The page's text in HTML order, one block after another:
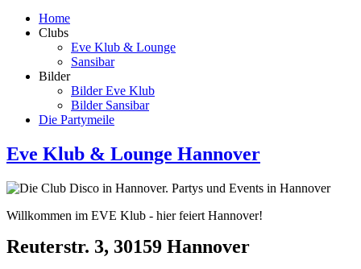
Home
Clubs
Eve Klub & Lounge
Sansibar
Bilder
Bilder Eve Klub
Bilder Sansibar
Die Partymeile
Eve Klub & Lounge Hannover
Willkommen im EVE Klub - hier feiert Hannover!
Reuterstr. 3, 30159 Hannover